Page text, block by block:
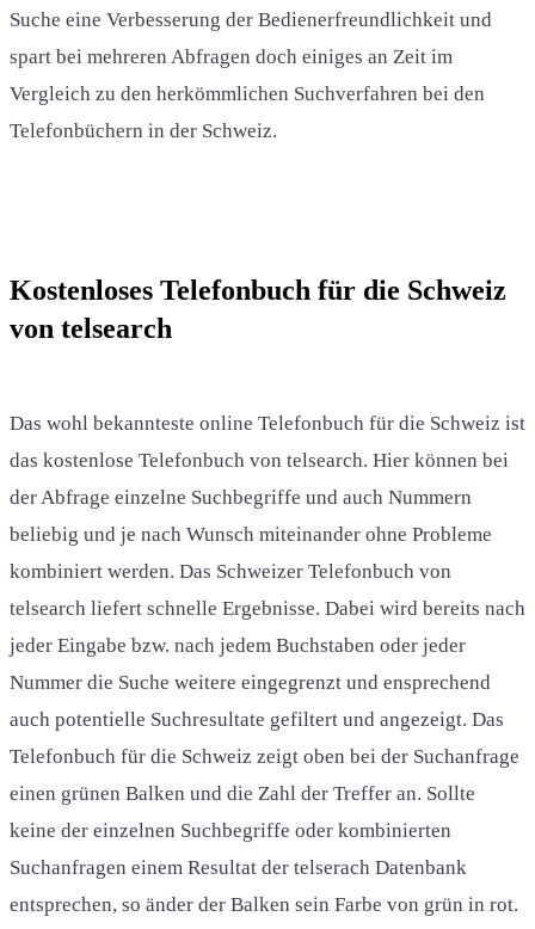
Suche eine Verbesserung der Bedienerfreundlichkeit und
spart bei mehreren Abfragen doch einiges an Zeit im
Vergleich zu den herkömmlichen Suchverfahren bei den
Telefonbüchern in der Schweiz.
Kostenloses Telefonbuch für die Schweiz
von telsearch
Das wohl bekannteste online Telefonbuch für die Schweiz ist
das kostenlose Telefonbuch von telsearch. Hier können bei
der Abfrage einzelne Suchbegriffe und auch Nummern
beliebig und je nach Wunsch miteinander ohne Probleme
kombiniert werden. Das Schweizer Telefonbuch von
telsearch liefert schnelle Ergebnisse. Dabei wird bereits nach
jeder Eingabe bzw. nach jedem Buchstaben oder jeder
Nummer die Suche weitere eingegrenzt und ensprechend
auch potentielle Suchresultate gefiltert und angezeigt. Das
Telefonbuch für die Schweiz zeigt oben bei der Suchanfrage
einen grünen Balken und die Zahl der Treffer an. Sollte
keine der einzelnen Suchbegriffe oder kombinierten
Suchanfragen einem Resultat der telserach Datenbank
entsprechen, so änder der Balken sein Farbe von grün in rot.